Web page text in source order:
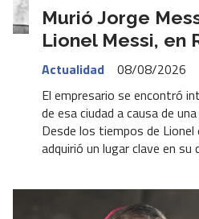
Murió Jorge
Lionel Messi, en
Actualidad
08/08/2026
El empresario se encontró
de esa ciudad a causa de
Desde los tiempos de Lionel
adquirió un lugar clave en